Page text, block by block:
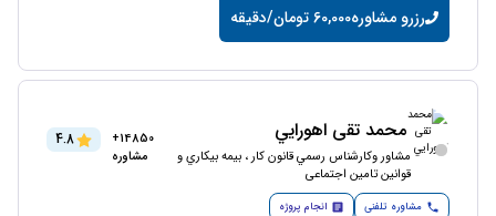
رزرو مشاوره60,000 تومان/دقیقه
محمد تقی اهورايي
مشاور وکارشناس رسمي قانون كار ، بيمه بيكاري و
قوانين تامین اجتماعی
14850+
مشاوره
4.8
مشاوره تلفنی انجام پروژه